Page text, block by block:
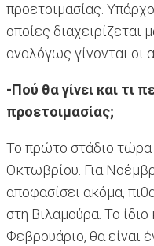
προετοιμασίας.
οποίες διαχειρίζεται
αναλόγως γίνονται οι
-Πού θα γίνει και τι
προετοιμασίας;
Το πρώτο στάδιο τώρα
Οκτωβρίου. Για
αποφασίσει ακόμα,
στη Βιλαμούρα. Το ίδιο
Φεβρουάριο, θα είναι